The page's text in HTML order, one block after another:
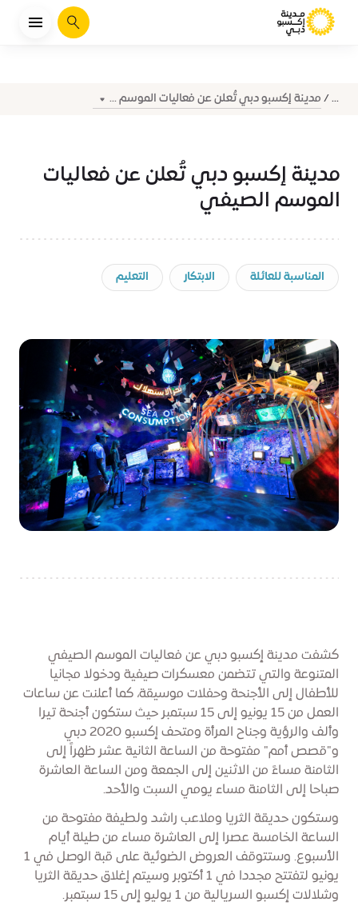
يبحث
... مدينة إكسبو دبي تُعلن عن فعاليات الموسم ...
مدينة إكسبو دبي تُعلن عن فعاليات
الموسم الصيفي
المناسبة للعائلة الابتكار التعليم
كشفت مدينة إكسبو دبي عن فعاليات الموسم الصيفي
المتنوعة والتي تتضمن معسكرات صيفية ودخولا مجانيا
للأطفال إلى الأجنحة وحفلات موسيقة، كما أعلنت عن ساعات
العمل من 15 يونيو إلى 15 سبتمبر حيث ستكون أجنحة تيرا
وألف والرؤية وجناح المرأة ومتحف إكسبو 2020 دبي
و"قصص أمم" مفتوحة من الساعة الثانية عشر ظهراً إلى
الثامنة مساءً من الاثنين إلى الجمعة ومن الساعة العاشرة
صباحا إلى الثامنة مساء يومي السبت والأحد.
وستكون حديقة الثريا وملاعب راشد ولطيفة مفتوحة من
الساعة الخامسة عصرا إلى العاشرة مساء من طيلة أيام
الأسبوع. وستتوقف العروض الضوئية على قبة الوصل في 1
يونيو لتفتتح مجددا في 1 أكتوبر وسيتم إغلاق حديقة الثريا
وشلالات إكسبو السريالية من 1 يوليو إلى 15 سبتمبر.